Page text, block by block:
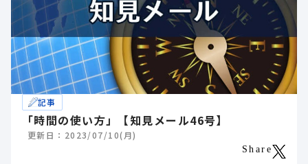
記事
「時間の使い方」【知見メール46号】
更新日：2023/07/10(月)
Share